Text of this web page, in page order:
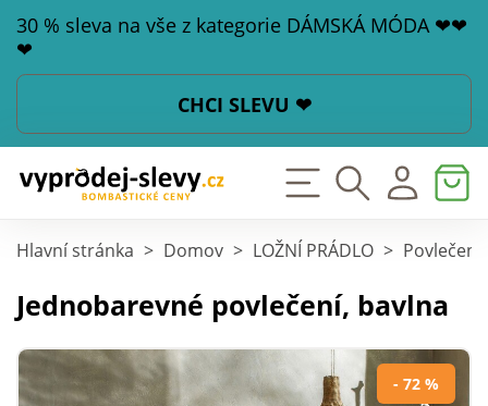
30 % sleva na vše z kategorie DÁMSKÁ MÓDA ❤❤
❤
CHCI SLEVU ❤
Hlavní stránka > Domov > LOŽNÍ PRÁDLO > Povlečení
Jednobarevné povlečení, bavlna
- 72 %